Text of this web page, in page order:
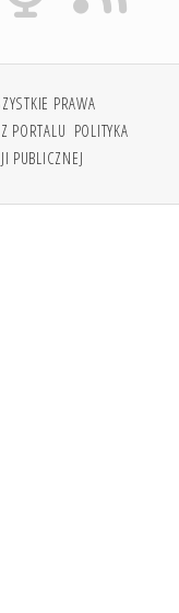
PRAWA
PORTALU POLITYKA
PUBLICZNEJ